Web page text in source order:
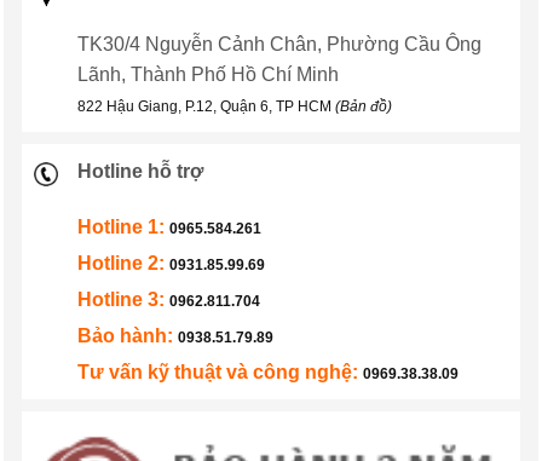
TK30/4 Nguyễn Cảnh Chân, Phường Cầu Ông
Lãnh, Thành Phố Hồ Chí Minh
822 Hậu Giang, P.12, Quận 6, TP HCM (Bản đồ)
Hotline hỗ trợ
Hotline 1: 0965.584.261
Hotline 2: 0931.85.99.69
Hotline 3: 0962.811.704
Bảo hành: 0938.51.79.89
Tư vấn kỹ thuật và công nghệ: 0969.38.38.09